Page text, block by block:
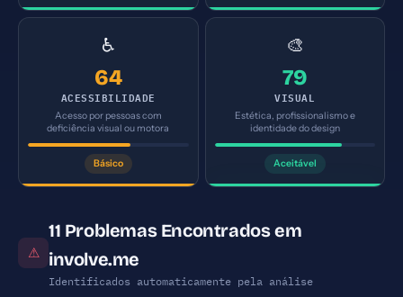
♿
64
ACESSIBILIDADE
Acesso por pessoas com
deficiência visual ou motora
Básico
🎨
79
VISUAL
Estética, profissionalismo e
identidade do design
Aceitável
⚠
11 Problemas Encontrados em
involve.me
Identificados automaticamente pela análise